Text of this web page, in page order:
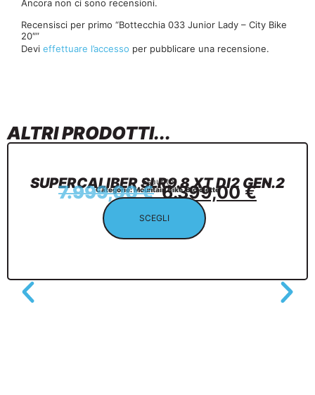
Ancora non ci sono recensioni.
Recensisci per primo “Bottecchia 033 Junior Lady – City Bike
20″”
Devi effettuare l’accesso per pubblicare una recensione.
ALTRI PRODOTTI...
Esaurito
SUPERCALIBER SLR9.8 XT DI2 GEN.2
Categorie:Mountain Bike, Biciclette
7.999,00€ 6.399,00€
SCEGLI